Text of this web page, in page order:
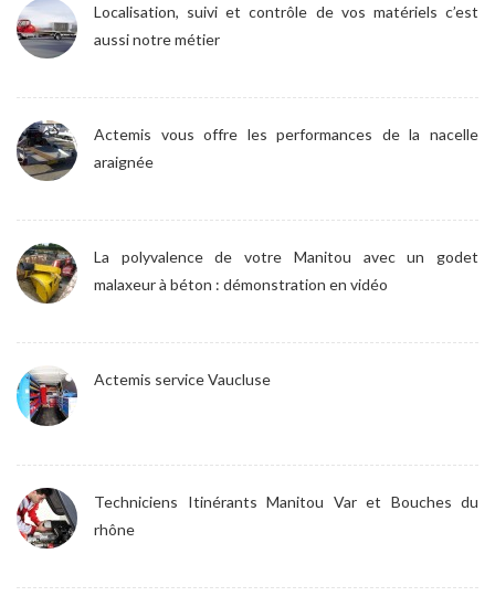
Localisation, suivi et contrôle de vos matériels c’est
aussi notre métier
Actemis vous offre les performances de la nacelle
araignée
La polyvalence de votre Manitou avec un godet
malaxeur à béton : démonstration en vidéo
Actemis service Vaucluse
Techniciens Itinérants Manitou Var et Bouches du
rhône